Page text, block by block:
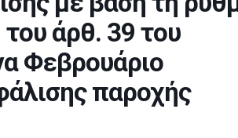
άρθ. 39 του
Φεβρουάριο
παροχής